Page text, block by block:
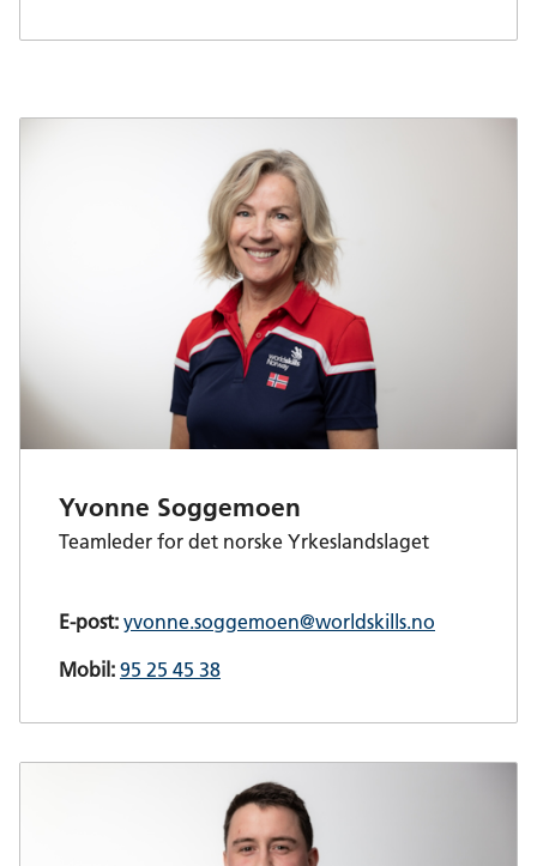
Yvonne Soggemoen
Teamleder for det norske Yrkeslandslaget
E-post:yvonne.soggemoen@worldskills.no
Mobil:95 25 45 38